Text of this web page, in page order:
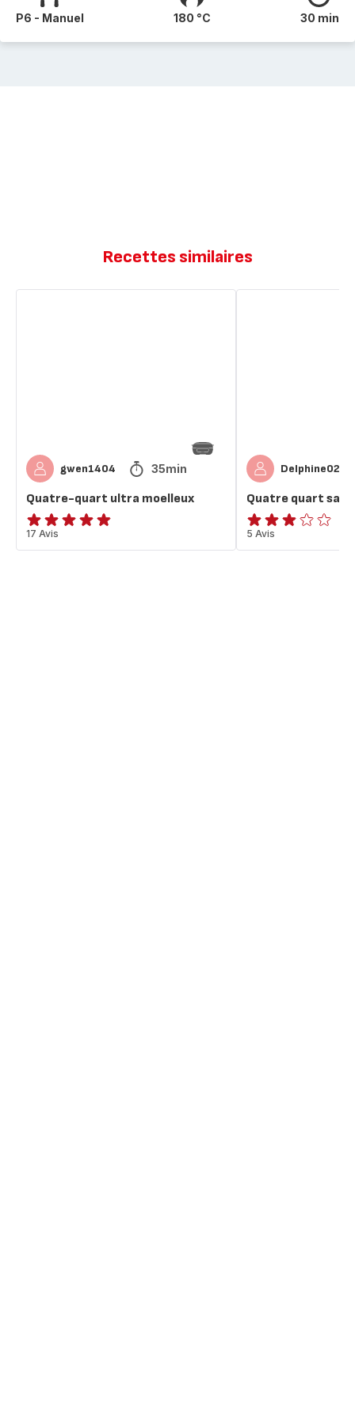
P6 - Manuel 180 °C 30 min
Recettes similaires
gwen1404 35min
Quatre-quart ultra moelleux
ratings.4.8
17 Avis
Delphine02
Quatre quart
ratings.2.8
5 Avis